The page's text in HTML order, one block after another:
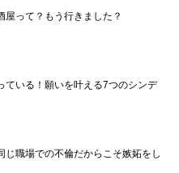
屋って？もう行きました？
ている！願いを叶える7つのシンデ
じ職場での不倫だからこそ嫉妬をし